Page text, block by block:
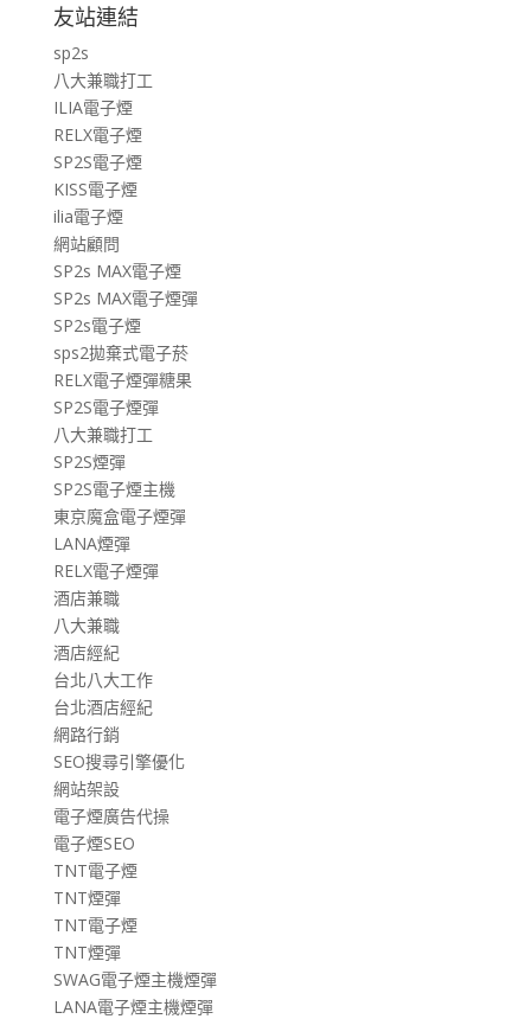
友站連結
sp2s
八大兼職打工
ILIA電子煙
RELX電子煙
SP2S電子煙
KISS電子煙
ilia電子煙
網站顧問
SP2s MAX電子煙
SP2s MAX電子煙彈
SP2s電子煙
sps2拋棄式電子菸
RELX電子煙彈糖果
SP2S電子煙彈
八大兼職打工
SP2S煙彈
SP2S電子煙主機
東京魔盒電子煙彈
LANA煙彈
RELX電子煙彈
酒店兼職
八大兼職
酒店經紀
台北八大工作
台北酒店經紀
網路行銷
SEO搜尋引擎優化
網站架設
電子煙廣告代操
電子煙SEO
TNT電子煙
TNT煙彈
TNT電子煙
TNT煙彈
SWAG電子煙主機煙彈
LANA電子煙主機煙彈